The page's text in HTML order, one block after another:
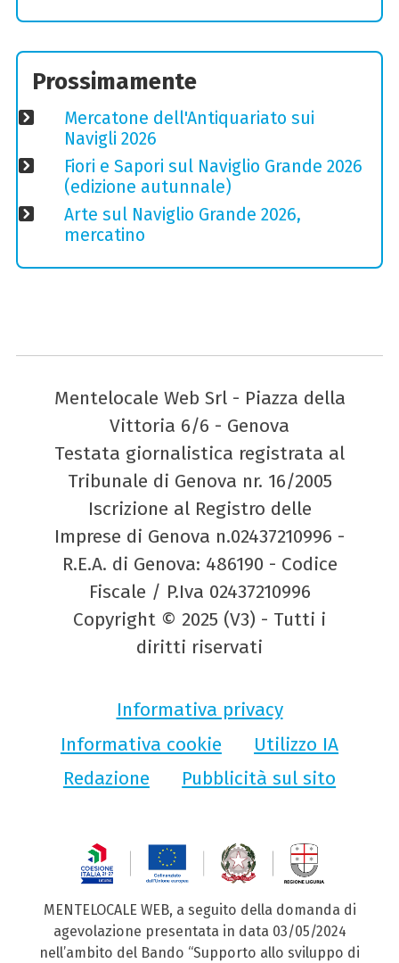
Prossimamente
Mercatone dell'Antiquariato sui
Navigli 2026
Fiori e Sapori sul Naviglio Grande 2026
(edizione autunnale)
Arte sul Naviglio Grande 2026,
mercatino
Mentelocale Web Srl - Piazza della
Vittoria 6/6 - Genova
Testata giornalistica registrata al
Tribunale di Genova nr. 16/2005
Iscrizione al Registro delle
Imprese di Genova n.02437210996 -
R.E.A. di Genova: 486190 - Codice
Fiscale / P.Iva 02437210996
Copyright © 2025 (V3) - Tutti i
diritti riservati
Informativa privacy
Informativa cookie
Utilizzo IA
Redazione
Pubblicità sul sito
MENTELOCALE WEB, a seguito della domanda di
agevolazione presentata in data 03/05/2024
nell’ambito del Bando “Supporto allo sviluppo di